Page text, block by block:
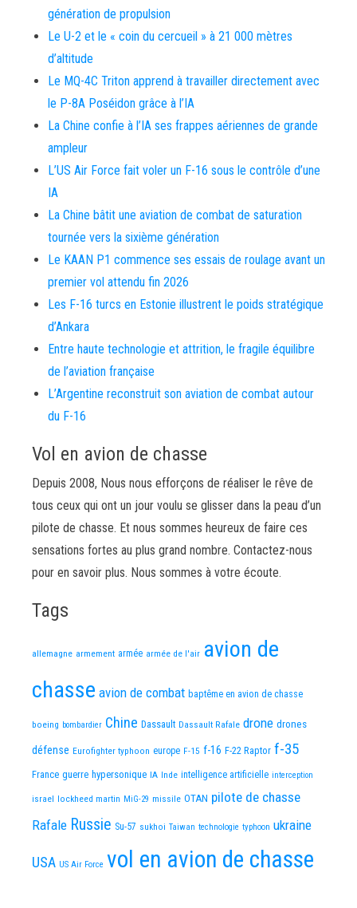
génération de propulsion
Le U-2 et le « coin du cercueil » à 21 000 mètres
d’altitude
Le MQ-4C Triton apprend à travailler directement avec
le P-8A Poséidon grâce à l’IA
La Chine confie à l’IA ses frappes aériennes de grande
ampleur
L’US Air Force fait voler un F-16 sous le contrôle d’une
IA
La Chine bâtit une aviation de combat de saturation
tournée vers la sixième génération
Le KAAN P1 commence ses essais de roulage avant un
premier vol attendu fin 2026
Les F-16 turcs en Estonie illustrent le poids stratégique
d’Ankara
Entre haute technologie et attrition, le fragile équilibre
de l’aviation française
L’Argentine reconstruit son aviation de combat autour
du F-16
Vol en avion de chasse
Depuis 2008, Nous nous efforçons de réaliser le rêve de
tous ceux qui ont un jour voulu se glisser dans la peau d’un
pilote de chasse. Et nous sommes heureux de faire ces
sensations fortes au plus grand nombre. Contactez-nous
pour en savoir plus. Nous sommes à votre écoute.
Tags
allemagne armement armée armée de l'air avion de
chasse avion de combat baptême en avion de chasse
boeing bombardier Chine Dassault Dassault Rafale drone drones
défense Eurofighter typhoon europe F-15 f-16 F-22 Raptor f-35
France guerre hypersonique IA Inde intelligence artificielle interception
israel lockheed martin MiG-29 missile OTAN pilote de chasse
Rafale Russie Su-57 sukhoi Taiwan technologie typhoon ukraine
USA US Air Force vol en avion de chasse